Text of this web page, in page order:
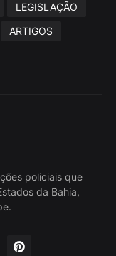
LEGISLAÇÃO
ARTIGOS
policiais que
da Bahia,